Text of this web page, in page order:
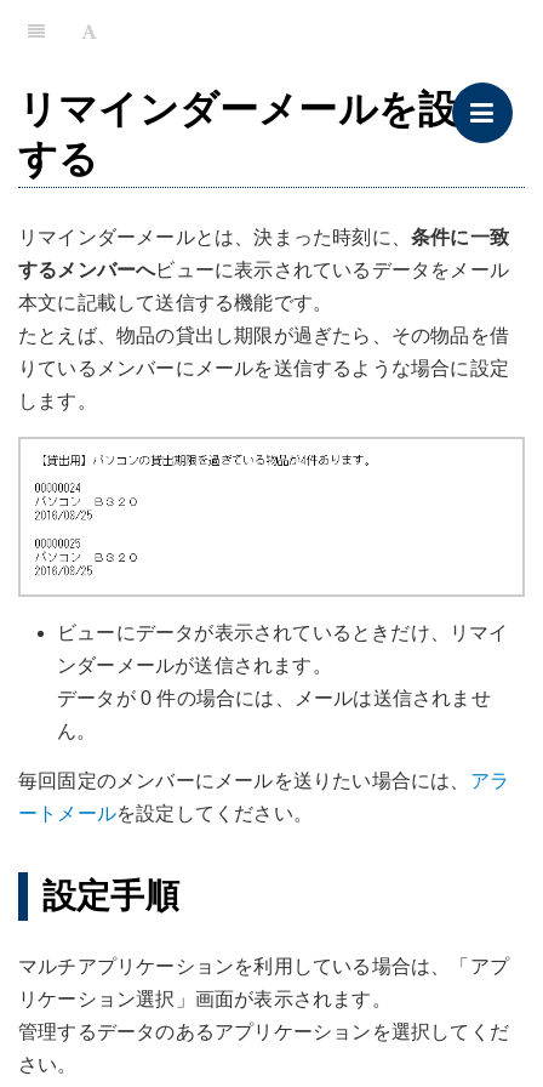
リマインダーメールを設定
する
リマインダーメールとは、決まった時刻に、 条件に一致
するメンバーへビューに表示されているデータをメール
本文に記載して送信する機能です。
たとえば、物品の貸出し期限が過ぎたら、その物品を借
りているメンバーにメールを送信するような場合に設定
します。
ビューにデータが表示されているときだけ、リマイ
ンダーメールが送信されます。
データが 0 件の場合には、メールは送信されませ
ん。
毎回固定のメンバーにメールを送りたい場合には、 アラ
ートメールを設定してください。
設定手順
マルチアプリケーションを利用している場合は、「アプ
リケーション選択」画面が表示されます。
管理するデータのあるアプリケーションを選択してくだ
さい。